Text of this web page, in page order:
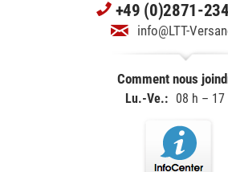
+49 (0)2871-
info@LTT-
Comment nous
Lu.-Ve.: 08 h – 17